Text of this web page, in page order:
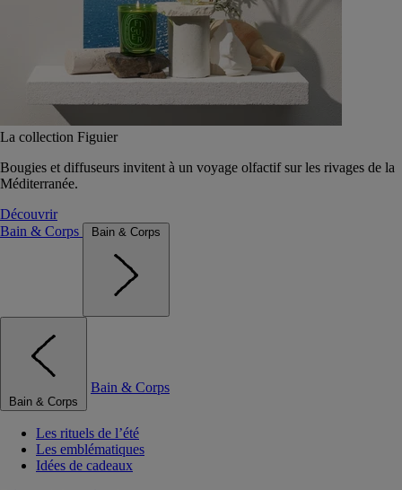
La collection Figuier
Bougies et diffuseurs invitent à un voyage olfactif sur les rivages de la
Méditerranée.
Découvrir
Bain & Corps
Bain & Corps
Bain & Corps
Bain & Corps
Les rituels de l’été
Les emblématiques
Idées de cadeaux